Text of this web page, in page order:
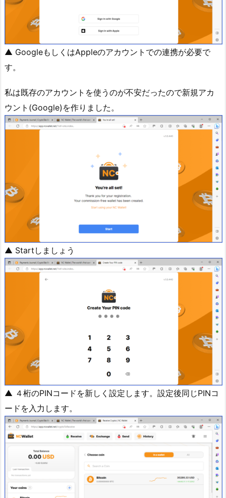
▲ GoogleもしくはAppleのアカウントでの連携が必要で
す。
私は既存のアカウントを使うのが不安だったので新規アカ
ウント(Google)を作りました。
▲ Startしましょう
▲ ４桁のPINコードを新しく設定します。設定後同じPINコ
ードを入力します。